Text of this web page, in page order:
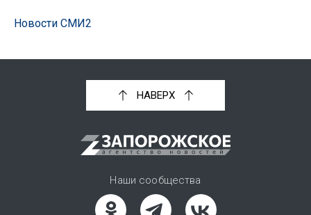
Новости СМИ2
НАВЕРХ
Наши сообщества